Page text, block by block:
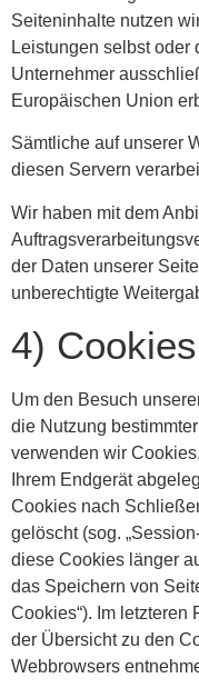
Seiteninhalte nutzen
Leistungen selbst oder
Unternehmer
Europäischen Union
Sämtliche auf unserer
diesen Servern
Wir haben mit dem
der Daten unserer
unberechtigte
4) Cookies
Um den Besuch
die Nutzung
verwenden wir
Ihrem Endgerät
Cookies nach
gelöscht (sog.
diese Cookies länger
das Speichern von
Cookies“). Im
der Übersicht zu den
Webbrowsers